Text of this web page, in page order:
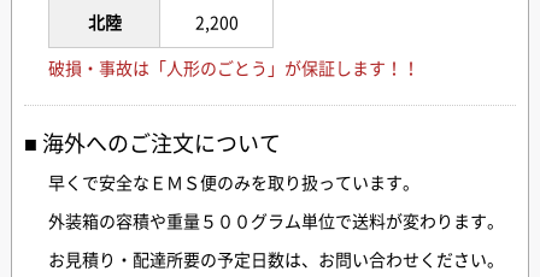
北陸 2,200
破損・事故は「人形のごとう」が保証します！！
海外へのご注文について
早くで安全なＥＭＳ便のみを取り扱っています。
外装箱の容積や重量５００グラム単位で送料が変わります。
お見積り・配達所要の予定日数は、お問い合わせください。